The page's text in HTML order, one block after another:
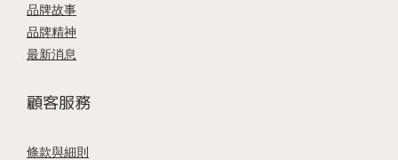
品牌故事
品牌精神
最新消息
顧客服務
條款與細則